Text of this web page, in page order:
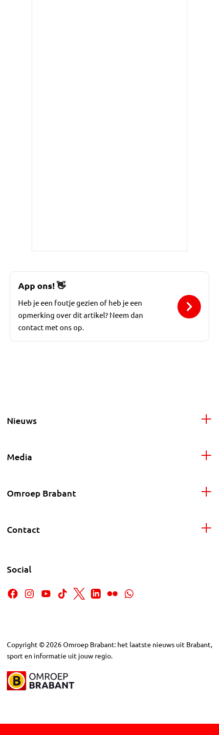
App ons!👋
Heb je een foutje gezien of heb je een
opmerking over dit artikel? Neem dan
contact met ons op.
Nieuws
Media
Omroep Brabant
Contact
Social
Copyright © 2026Omroep Brabant: het laatste nieuws uit Brabant,
sport en informatie uit jouw regio.